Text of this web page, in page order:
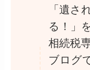
「遺さ
る！」
相続税
ブログ